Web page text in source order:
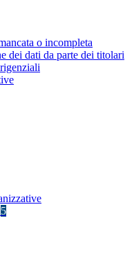
o incompleta
dei dati da parte dei titolari
5